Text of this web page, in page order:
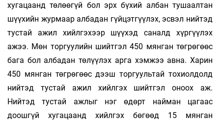
хугацаанд төлөөгүй бол эрх бүхий албан тушаалтан
шүүхийн журмаар албадан гүйцэтгүүлэх, эсвэл нийтэд
тустай ажил хийлгэхээр шүүхэд саналд хүргүүлэх
ажээ. Мөн торгуулийн шийтгэл 450 мянган төгрөгөөс
бага бол албадан төлүүлэх арга хэмжээ авна. Харин
450 мянган төгрөгөөс дээш торгуультай тохиолдолд
нийтэд тустай ажил хийлгэх шийтгэл оноох аж.
Нийтэд тустай ажлыг нэг өдөрт найман цагаас
доошгүй хугацаанд хийлгэх бөгөөд 15 мянган